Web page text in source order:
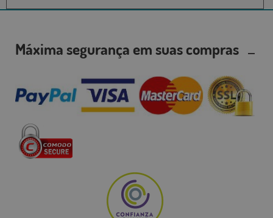
Máxima segurança em suas compras